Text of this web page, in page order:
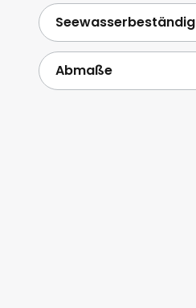
Seewasserbeständig
Abmaße